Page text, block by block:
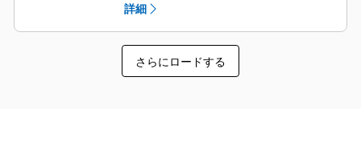
ースシステムに接続できるグリース
ポイントが1箇所設けられています
オイル充填ギヤボックスによってギ
ヤが常に潤滑されるため、ロータの
耐用年数が向上
詳細
さらにロードする